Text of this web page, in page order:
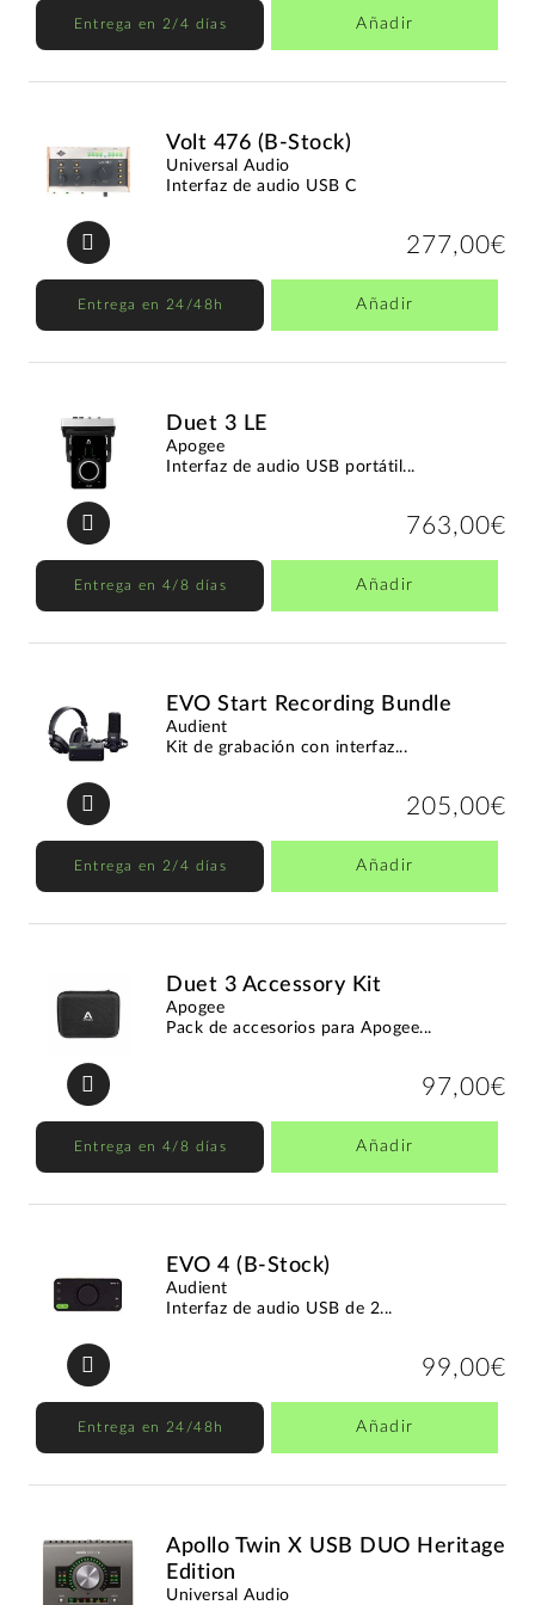
Entrega en 2/4 días Añadir
Volt 476 (B-Stock)
Universal Audio
Interfaz de audio USB C
277,00€
Entrega en 24/48h Añadir
Duet 3 LE
Apogee
Interfaz de audio USB portátil...
763,00€
Entrega en 4/8 días Añadir
EVO Start Recording Bundle
Audient
Kit de grabación con interfaz...
205,00€
Entrega en 2/4 días Añadir
Duet 3 Accessory Kit
Apogee
Pack de accesorios para Apogee...
97,00€
Entrega en 4/8 días Añadir
EVO 4 (B-Stock)
Audient
Interfaz de audio USB de 2...
99,00€
Entrega en 24/48h Añadir
Apollo Twin X USB DUO Heritage
Edition
Universal Audio